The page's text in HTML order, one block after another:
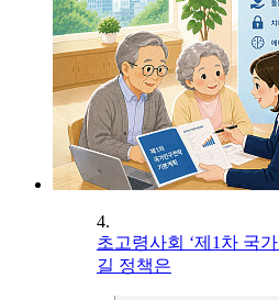
4.
초고령사회 ‘제1차 국
길 정책은